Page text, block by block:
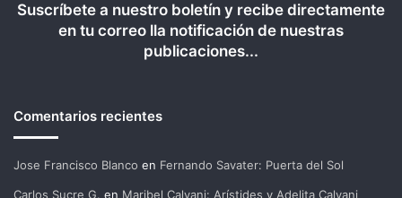
Suscríbete a nuestro boletín y recibe directamente
en tu correo lla notificación de nuestras
publicaciones...
Comentarios recientes
Jose Francisco Blanco en Fernando Savater: Puerta del Sol
Carlos Sucre G. en Maribel Calvani: Arístides y Adelita Calvani